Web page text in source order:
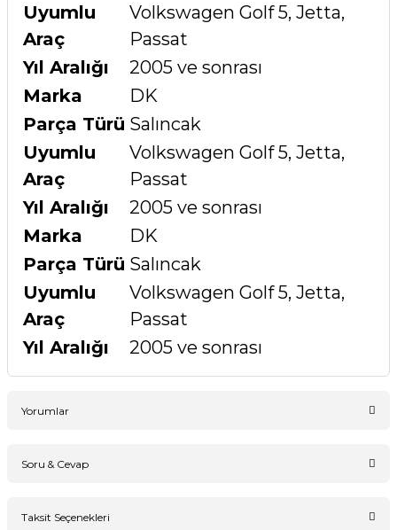
Uyumlu
Araç
Volkswagen Golf 5, Jetta,
Passat
Yıl Aralığı
2005 ve sonrası
Marka
DK
Parça Türü Salıncak
Uyumlu
Araç
Volkswagen Golf 5, Jetta,
Passat
Yıl Aralığı
2005 ve sonrası
Marka
DK
Parça Türü Salıncak
Uyumlu
Araç
Volkswagen Golf 5, Jetta,
Passat
Yıl Aralığı
2005 ve sonrası
Yorumlar
Soru & Cevap
Taksit Seçenekleri